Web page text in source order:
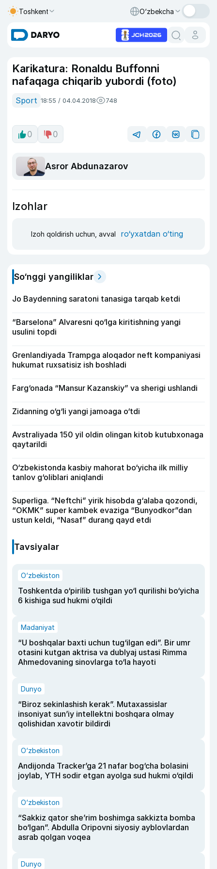
Toshkent O‘zbekcha
Karikatura: Ronaldu Buffonni
nafaqaga chiqarib yubordi (foto)
Sport 18:55 / 04.04.2018 748
0 0
Asror Abdunazarov
Izohlar
Izoh qoldirish uchun, avval ro‘yxatdan o‘ting
So‘nggi yangiliklar
Jo Baydenning saratoni tanasiga tarqab ketdi
“Barselona” Alvaresni qo‘lga kiritishning yangi
usulini topdi
Grenlandiyada Trampga aloqador neft kompaniyasi
hukumat ruxsatisiz ish boshladi
Farg‘onada “Mansur Kazanskiy” va sherigi ushlandi
Zidanning o‘g‘li yangi jamoaga o‘tdi
Avstraliyada 150 yil oldin olingan kitob kutubxonaga
qaytarildi
O‘zbekistonda kasbiy mahorat bo‘yicha ilk milliy
tanlov g‘oliblari aniqlandi
Superliga. “Neftchi” yirik hisobda g‘alaba qozondi,
“OKMK” super kambek evaziga “Bunyodkor”dan
ustun keldi, “Nasaf” durang qayd etdi
Tavsiyalar
O‘zbekiston
Toshkentda o‘pirilib tushgan yo‘l qurilishi bo‘yicha
6 kishiga sud hukmi o‘qildi
Madaniyat
“U boshqalar baxti uchun tug‘ilgan edi”. Bir umr
otasini kutgan aktrisa va dublyaj ustasi Rimma
Ahmedovaning sinovlarga to‘la hayoti
Dunyo
“Biroz sekinlashish kerak”. Mutaxassislar
insoniyat sun’iy intellektni boshqara olmay
qolishidan xavotir bildirdi
O‘zbekiston
Andijonda Tracker’ga 21 nafar bog‘cha bolasini
joylab, YTH sodir etgan ayolga sud hukmi o‘qildi
O‘zbekiston
“Sakkiz qator she’rim boshimga sakkizta bomba
bo‘lgan”. Abdulla Oripovni siyosiy ayblovlardan
asrab qolgan voqea
Dunyo